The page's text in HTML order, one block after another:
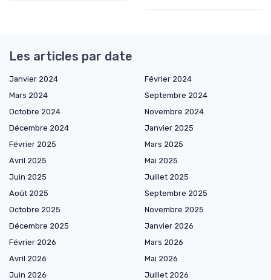
Les articles par date
Janvier 2024
Février 2024
Mars 2024
Septembre 2024
Octobre 2024
Novembre 2024
Décembre 2024
Janvier 2025
Février 2025
Mars 2025
Avril 2025
Mai 2025
Juin 2025
Juillet 2025
Août 2025
Septembre 2025
Octobre 2025
Novembre 2025
Décembre 2025
Janvier 2026
Février 2026
Mars 2026
Avril 2026
Mai 2026
Juin 2026
Juillet 2026